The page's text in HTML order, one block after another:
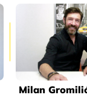
Milan